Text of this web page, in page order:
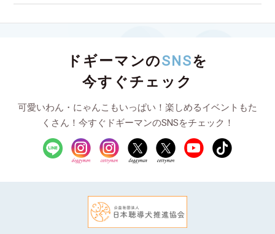
ドギーマンのSNSを
今すぐチェック
可愛いわん・にゃんこもいっぱい！楽しめるイベントもた
くさん！今すぐドギーマンのSNSをチェック！